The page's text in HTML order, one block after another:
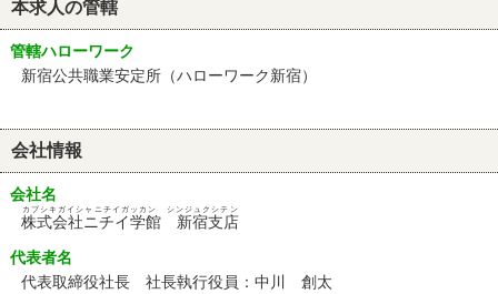
本求人の管轄
管轄ハローワーク
新宿公共職業安定所（ハローワーク新宿）
会社情報
会社名
株式会社ニチイ学館 新宿支店
カブシキガイシャニチイガッカン シンジュクシテン
代表者名
代表取締役社長 社長執行役員：中川 創太